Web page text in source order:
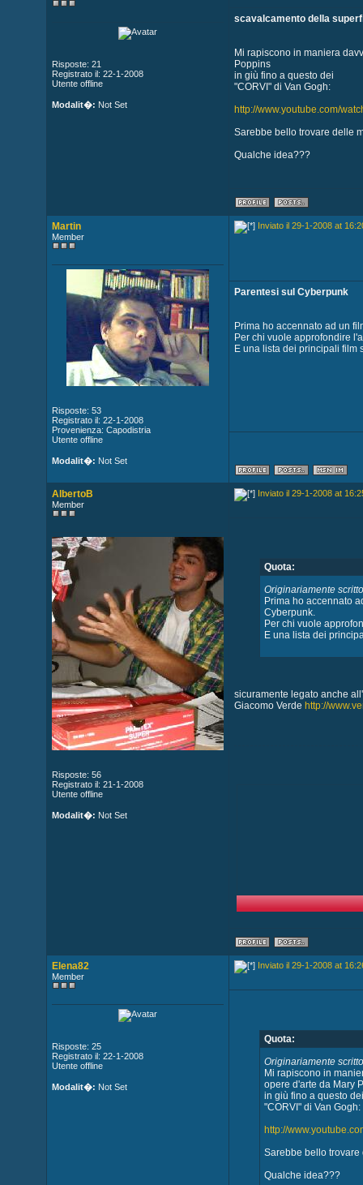
Risposte: 21
Registrato il: 22-1-2008
Utente offline
Modalit�: Not Set
scavalcamento della
Mi rapiscono in maniera
Poppins
in giù fino a questo dei
"CORVI" di Van Gogh:
http://www.youtube.com/
Sarebbe bello trovare delle
Qualche idea???
Martin
Member
Risposte: 53
Registrato il: 22-1-2008
Provenienza: Capodistria
Utente offline
Modalit�: Not Set
Inviato il 29-1-2008 at
Parentesi sul Cyberpunk
Prima ho accennato ad un
Per chi vuole approfondire
E una lista dei principali film
AlbertoB
Member
Risposte: 56
Registrato il: 21-1-2008
Utente offline
Modalit�: Not Set
Inviato il 29-1-2008 at
Quota:
Originariamente
Prima ho accennato
Cyberpunk.
Per chi vuole
E una lista dei
sicuramente legato anche
Giacomo Verde http://
Elena82
Member
Risposte: 25
Registrato il: 22-1-2008
Utente offline
Modalit�: Not Set
Inviato il 29-1-2008 at
Quota:
Originariamente
Mi rapiscono in
opere d'arte da Mary
in giù fino a questo dei
"CORVI" di Van Gogh:
http://
Sarebbe bello trovare
Qualche idea???